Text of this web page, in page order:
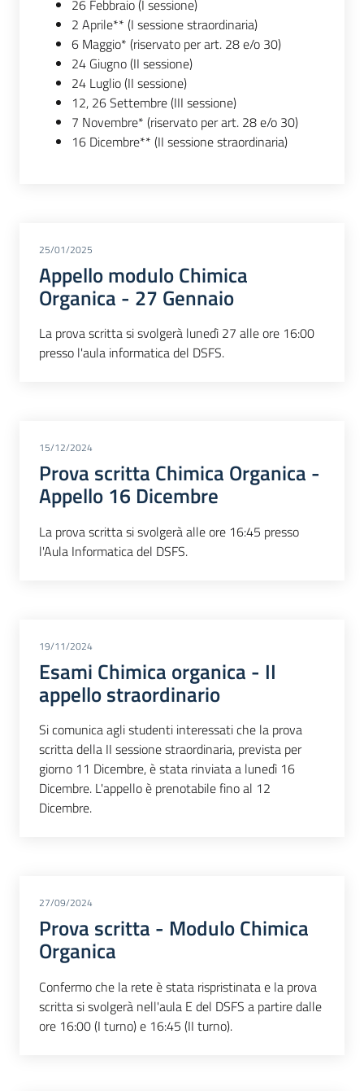
26 Febbraio (I sessione)
2 Aprile** (I sessione straordinaria)
6 Maggio* (riservato per art. 28 e/o 30)
24 Giugno (II sessione)
24 Luglio (II sessione)
12, 26 Settembre (III sessione)
7 Novembre* (riservato per art. 28 e/o 30)
16 Dicembre** (II sessione straordinaria)
25/01/2025
Appello modulo Chimica
Organica - 27 Gennaio
La prova scritta si svolgerà lunedì 27 alle ore 16:00
presso l'aula informatica del DSFS.
15/12/2024
Prova scritta Chimica Organica -
Appello 16 Dicembre
La prova scritta si svolgerà alle ore 16:45 presso
l'Aula Informatica del DSFS.
19/11/2024
Esami Chimica organica - II
appello straordinario
Si comunica agli studenti interessati che la prova
scritta della II sessione straordinaria, prevista per
giorno 11 Dicembre, è stata rinviata a lunedì 16
Dicembre. L'appello è prenotabile fino al 12
Dicembre.
27/09/2024
Prova scritta - Modulo Chimica
Organica
Confermo che la rete è stata rispristinata e la prova
scritta si svolgerà nell'aula E del DSFS a partire dalle
ore 16:00 (I turno) e 16:45 (II turno).